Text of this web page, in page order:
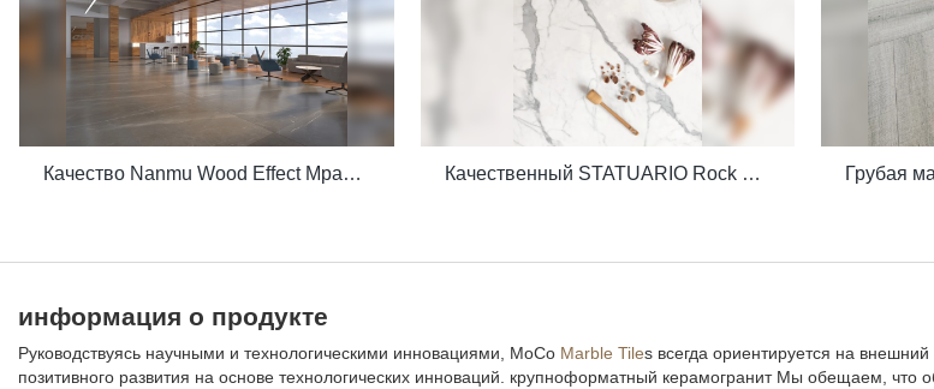
Качество Nanmu Wood Effect Мраморный камень 1600x3200 мм Сланцевая плитка для проектов роскошных вилл Производитель Качественный STATUARIO Rock Slate 1200x2600 мм с белизной 75-градусной плитки под мрамор Производитель
информация о продукте
Руководствуясь научными и технологическими инновациями, MoCo Marble Tiles всегда ориентируется на
позитивного развития на основе технологических инноваций. крупноформатный керамогранит Мы обещаем, что